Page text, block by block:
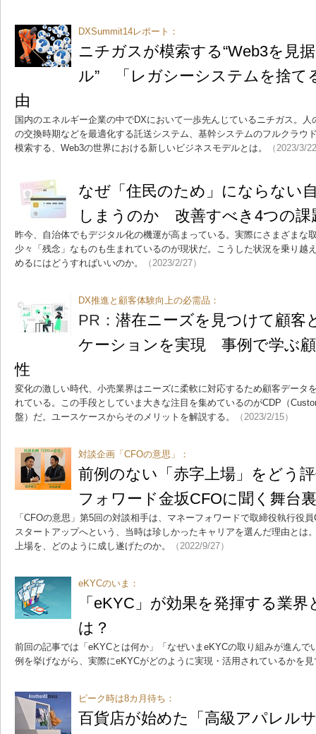
DXSummit14レポート：
ニチガスが模索する“Web3を見
ル” 「レガシーシステムを捨て
由
国内のエネルギー企業の中でDXにおいて一歩先んじているニチガス。
の交換時期などを最適化する託送システム、基幹システムのフルクラウ
模索する、Web3の世界における新しいビジネスモデルとは。
（2023/3/
なぜ「住民のため」にならない
しまうのか 改善すべき4つの課
昨今、自治体でもデジタル化の機運が高まっている。実際にさまざまな
少々「残念」なものも生まれているのが現状だ。こうした状況を乗り越
めるにはどうすればいいのか。
（2023/2/27）
DX推進と顧客体験向上の必需品：
PR： 潜在ニーズを見つけて顧客
ケーションを実現 事例で学ぶ
性
変化の激しい時代、小売業界はニーズに柔軟に対応するため顧客データ
れている。この手段としていま大きな注目を集めているのがCDP（
盤）だ。ユースケースからそのメリットを解説する。
（2023/2/15）
対談企画「CFOの意思」：
前例のない「赤字上場」をどう
フォワード金坂CFOに聞く舞台裏
「CFOの意思」第5回の対談相手は、マネーフォワードで取締役執行役
スタートアップへという、当時は珍しかったキャリアを選んだ理由とは
上場を、どのように成し遂げたのか。
（2022/9/27）
eKYCのいま：
「eKYC」が効果を発揮する業
は？
前回の記事では「eKYCとは何か」「なぜいまeKYCの取り組みが進んで
例を挙げながら、実際にeKYCがどのように実現・活用されているかを
ピーク時は8カ月待ち：
百貨店が始めた「高級アパレル